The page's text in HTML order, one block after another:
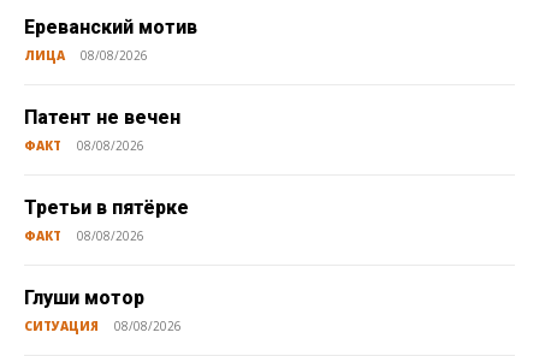
Ереванский мотив
ЛИЦА 08/08/2026
Патент не вечен
ФАКТ 08/08/2026
Третьи в пятёрке
ФАКТ 08/08/2026
Глуши мотор
СИТУАЦИЯ 08/08/2026